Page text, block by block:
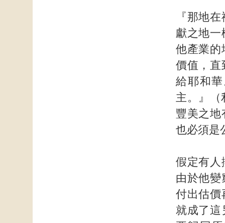
『那地
獻之地一
他產業的
價值，直
給耶和
主。』（
豐美之地
也必須是
假定有人
由於他變
付出估價
就成了這